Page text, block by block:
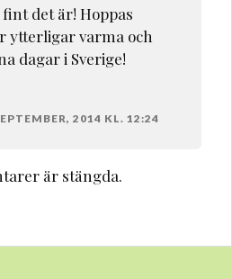
fint det är! Hoppas
ytterligar varma och
dagar i Sverige!
2014 KL. 12:24
är stängda.